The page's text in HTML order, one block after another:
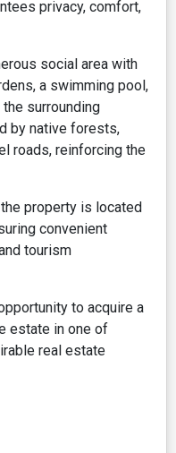
privacy, comfort,
social area with
a swimming pool,
surrounding
by native forests,
roads, reinforcing the
property is located
convenient
tourism
to acquire a
estate in one of
real estate